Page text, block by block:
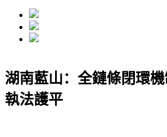
湖南藍山：全鏈條閉環
執法護平